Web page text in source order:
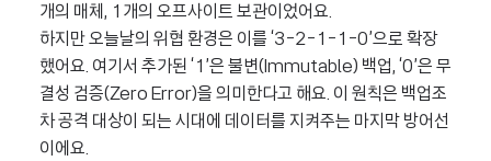
개의 매체, 1개의 오프사이트 보관이었어요.
하지만 오늘날의 위협 환경은 이를 ‘3-2-1-1-0’으로 확장
했어요. 여기서 추가된 ‘1’은 불변(Immutable) 백업, ‘0’은 무
결성 검증(Zero Error)을 의미한다고 해요. 이 원칙은 백업조
차 공격 대상이 되는 시대에 데이터를 지켜주는 마지막 방어선
이에요.